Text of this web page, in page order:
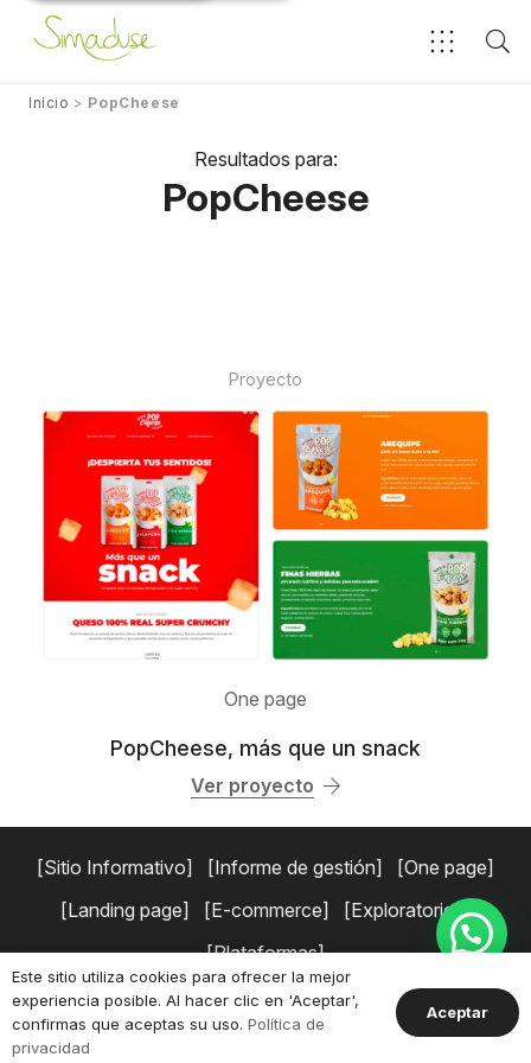
Inicio > PopCheese
Resultados para:
PopCheese
Proyecto
One page
PopCheese, más que un snack
Ver proyecto
Sitio Informativo Informe de gestión
One page
Landing page
E-commerce
Exploratorios
Plataformas
Copyright © 2026 Simaduse. Políticas de privacidad
Términos y
Este sitio utiliza cookies para ofrecer la mejor
experiencia posible. Al hacer clic en 'Aceptar',
confirmas que aceptas su uso. Política de
privacidad
Aceptar